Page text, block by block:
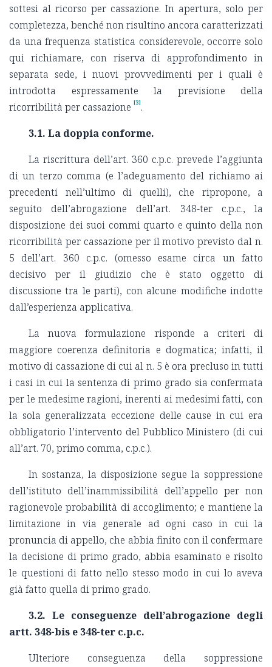
sottesi al ricorso per cassazione. In apertura, solo per
completezza, benché non risultino ancora caratterizzati
da una frequenza statistica considerevole, occorre solo
qui richiamare, con riserva di approfondimento in
separata sede, i nuovi provvedimenti per i quali è
introdotta espressamente la previsione della
ricorribilità per cassazione [3].
3.1. La doppia conforme.
La riscrittura dell’art. 360 c.p.c. prevede l’aggiunta
di un terzo comma (e l’adeguamento del richiamo ai
precedenti nell’ultimo di quelli), che ripropone, a
seguito dell’abrogazione dell’art. 348-ter c.p.c., la
disposizione dei suoi commi quarto e quinto della non
ricorribilità per cassazione per il motivo previsto dal n.
5 dell’art. 360 c.p.c. (omesso esame circa un fatto
decisivo per il giudizio che è stato oggetto di
discussione tra le parti), con alcune modifiche indotte
dall’esperienza applicativa.
La nuova formulazione risponde a criteri di
maggiore coerenza definitoria e dogmatica; infatti, il
motivo di cassazione di cui al n. 5 è ora precluso in tutti
i casi in cui la sentenza di primo grado sia confermata
per le medesime ragioni, inerenti ai medesimi fatti, con
la sola generalizzata eccezione delle cause in cui era
obbligatorio l’intervento del Pubblico Ministero (di cui
all’art. 70, primo comma, c.p.c.).
In sostanza, la disposizione segue la soppressione
dell’istituto dell’inammissibilità dell’appello per non
ragionevole probabilità di accoglimento; e mantiene la
limitazione in via generale ad ogni caso in cui la
pronuncia di appello, che abbia finito con il confermare
la decisione di primo grado, abbia esaminato e risolto
le questioni di fatto nello stesso modo in cui lo aveva
già fatto quella di primo grado.
3.2. Le conseguenze dell’abrogazione degli
artt. 348-bis e 348-ter c.p.c.
Ulteriore conseguenza della soppressione